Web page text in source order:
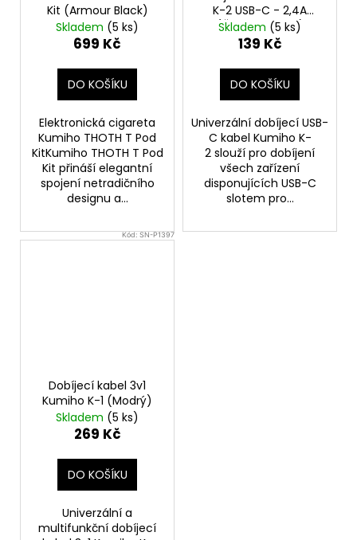
Kit (Armour Black)
Skladem (5 ks)
699 Kč
DO KOŠÍKU
Elektronická cigareta
Kumiho THOTH T Pod
KitKumiho THOTH T Pod
Kit přináší elegantní
spojení netradičního
designu a...
K-2 USB-C - 2,4A
(Černo-modrý)
Skladem (5 ks)
139 Kč
DO KOŠÍKU
Univerzální dobíjecí USB-
C kabel Kumiho K-
2 slouží pro dobíjení
všech zařízení
disponujících USB-C
slotem pro...
Kód:SN-P1397
Dobíjecí kabel 3v1
Kumiho K-1 (Modrý)
Skladem (5 ks)
269 Kč
DO KOŠÍKU
Univerzální a
multifunkční dobíjecí